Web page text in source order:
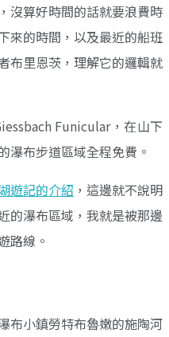
沒算好時間的話就要浪費時
來的時間，以及最近的船班
布里恩茨，理解它的邏輯就
Funicular，在山下
瀑布步道區域全程免費。
遊記的介紹 ，這邊就不說明
的瀑布區域，我就是被那邊
路線。
布小鎮勞特布魯嫩的施陶河